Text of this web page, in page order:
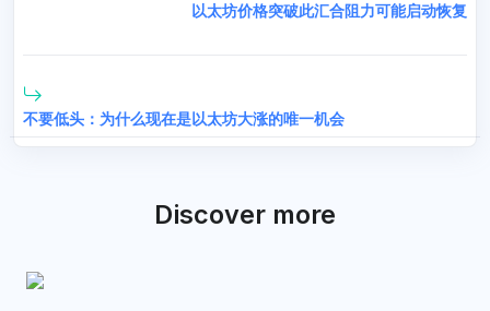
以太坊价格突破此汇合阻力可能启动恢复
不要低头：为什么现在是以太坊大涨的唯一机会
Discover more